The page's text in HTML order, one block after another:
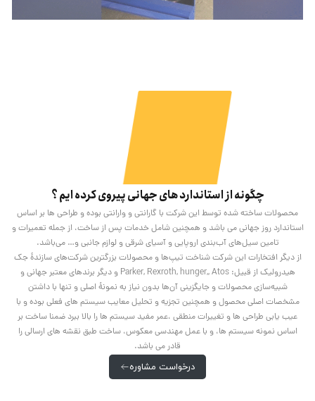
چگونه از استاندارد های جهانی پیروی کرده ایم ؟
محصولات ساخته شده توسط این شرکت با گارانتی و وارانتی بوده و طراحی ها بر اساس
استاندارد روز جهانی می باشد و همچنین شامل خدمات پس از ساخت، از جمله تعمیرات و
تامین سیل‌های آب‌بندی اروپایی و آسیای شرقی و لوازم جانبی و… می‌باشد.
از دیگر افتخارات این شرکت شناخت تیپ‌ها و محصولات بزرگترین شرکت‌های سازندۀ جک
هیدرولیک از قبیل: Parker, Rexroth, hunger,, Atos و دیگر برندهای معتبر جهانی و
شبیه‌سازی محصولات و جایگزینی آن‌ها بدون نیاز به نمونۀ اصلی و تنها با داشتن
مشخصات اصلی محصول و همچنین تجزیه و تحلیل معایب سیستم های فعلی بوده و با
عیب یابی طراحی ها و تغییرات منطقی ،عمر مفید سیستم ها را بالا ببرد ضمنا ساخت بر
اساس نمونه سیستم ها، و با عمل مهندسی معکوس، ساخت طبق نقشه های ارسالی را
قادر می باشد.
درخواست مشاوره